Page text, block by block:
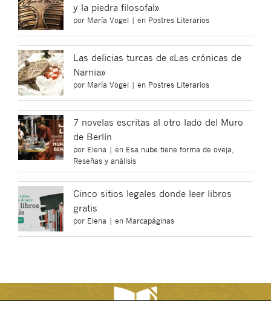
y la piedra filosofal»
por María Vogel | en Postres Literarios
Las delicias turcas de «Las crónicas de
Narnia»
por María Vogel | en Postres Literarios
7 novelas escritas al otro lado del Muro
de Berlín
por Elena | en Esa nube tiene forma de oveja,
Reseñas y análisis
Cinco sitios legales donde leer libros
gratis
por Elena | en Marcapáginas